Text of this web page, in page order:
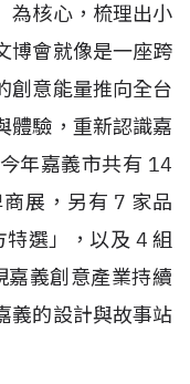
為核心，梳理出小
博會就像是一座跨
創意能量推向全台
體驗，重新認識嘉
年嘉義市共有 14
展，另有 7 家品
特選」，以及 4 組
嘉義創意產業持續
義的設計與故事站